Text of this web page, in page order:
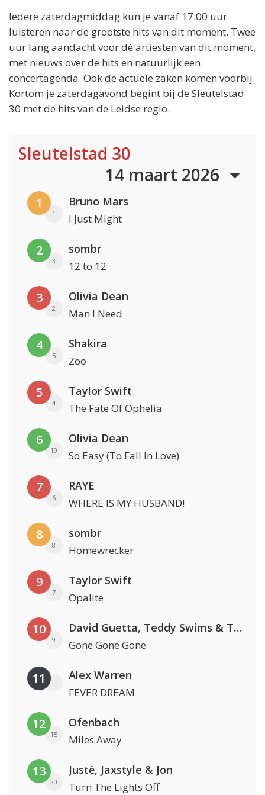
Iedere zaterdagmiddag kun je vanaf 17.00 uur
luisteren naar de grootste hits van dit moment. Twee
uur lang aandacht voor dé artiesten van dit moment,
met nieuws over de hits en natuurlijk een
concertagenda. Ook de actuele zaken komen voorbij.
Kortom je zaterdagavond begint bij de Sleutelstad
30 met de hits van de Leidse regio.
Sleutelstad 30
14 maart 2026
1
1
Bruno Mars
I Just Might
2
3
sombr
12 to 12
3
2
Olivia Dean
Man I Need
4
5
Shakira
Zoo
5
4
Taylor Swift
The Fate Of Ophelia
6
10
Olivia Dean
So Easy (To Fall In Love)
7
6
RAYE
WHERE IS MY HUSBAND!
8
8
sombr
Homewrecker
9
7
Taylor Swift
Opalite
10
9
David Guetta, Teddy Swims & Tones And I
Gone Gone Gone
11 Alex Warren
FEVER DREAM
12
15
Ofenbach
Miles Away
13
20
Justė, Jaxstyle & Jon
Turn The Lights Off